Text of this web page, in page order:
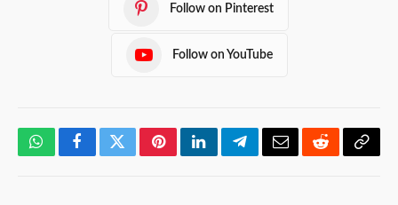
Follow on Pinterest
Follow on YouTube
WhatsAppFacebookTwitterPinterestLinkedInTelegramEmailRedditCopy